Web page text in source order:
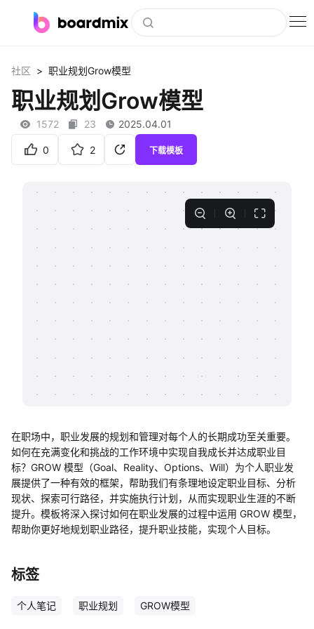
社区资源
下载
私有化部署
社区 > 职业规划Grow模型
职业规划Grow模型
1572 23 2025.04.01
0 2 下载模板
在职场中，职业发展的规划和管理对每个人的长期成功至关重要。
如何在充满变化和挑战的工作环境中实现自我成长并达成职业目
标？GROW 模型（Goal、Reality、Options、Will）为个人职业发
展提供了一种有效的框架，帮助我们有条理地设定职业目标、分析
现状、探索可行路径，并实施执行计划，从而实现职业生涯的不断
提升。模板将深入探讨如何在职业发展的过程中运用 GROW 模型，
帮助你更好地规划职业路径，提升职业技能，实现个人目标。
标签
个人笔记 职业规划 GROW模型